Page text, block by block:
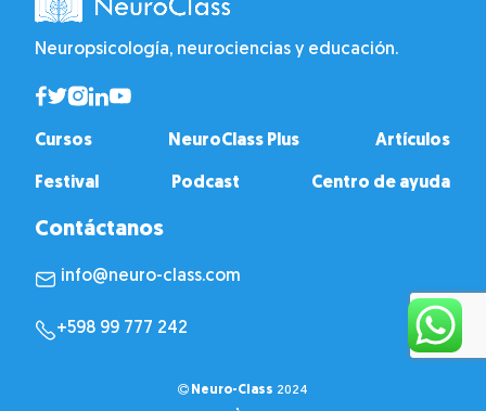
Neuropsicología, neurociencias y educación.
Cursos NeuroClass Plus Artículos
Festival Podcast Centro de ayuda
Contáctanos
info@neuro-class.com
+598 99 777 242
Neuro-Class 2024